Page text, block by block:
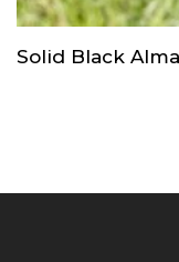
Solid Black